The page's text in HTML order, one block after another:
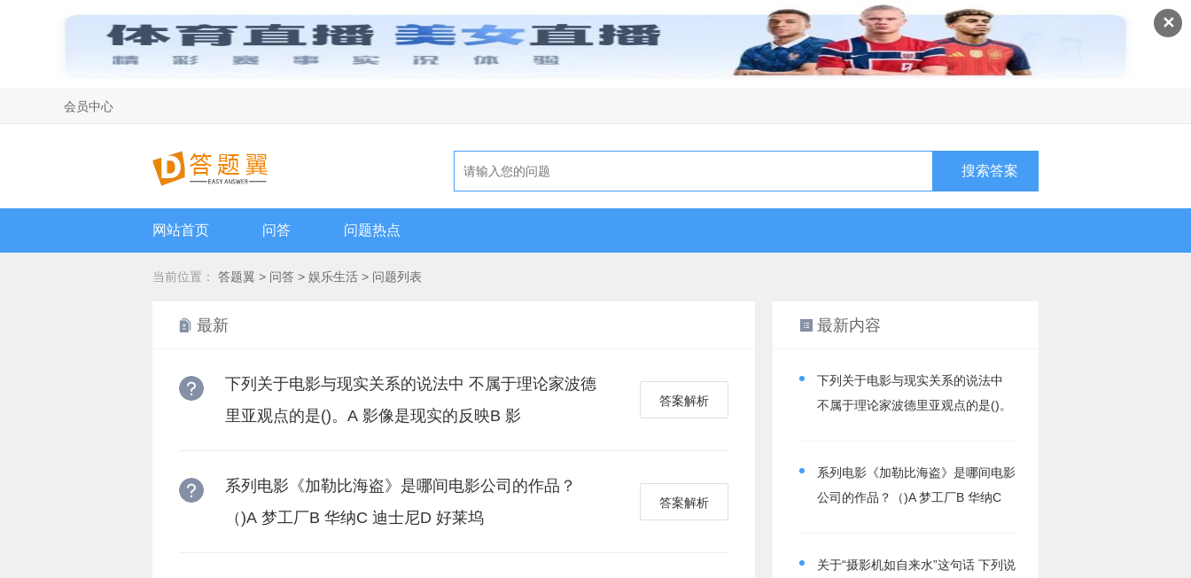
✕
会员中心
网站首页 问答 问题热点
当前位置： 答题翼 > 问答 > 娱乐生活 > 问题列表
最新
下列关于电影与现实关系的说法中 不属于理论家波德
里亚观点的是()。A 影像是现实的反映B 影
答案解析
系列电影《加勒比海盗》是哪间电影公司的作品？
（)A 梦工厂B 华纳C 迪士尼D 好莱坞
答案解析
最新内容
下列关于电影与现实关系的说法中
不属于理论家波德里亚观点的是()。
系列电影《加勒比海盗》是哪间电影
公司的作品？（)A 梦工厂B 华纳C
关于“摄影机如自来水”这句话 下列说